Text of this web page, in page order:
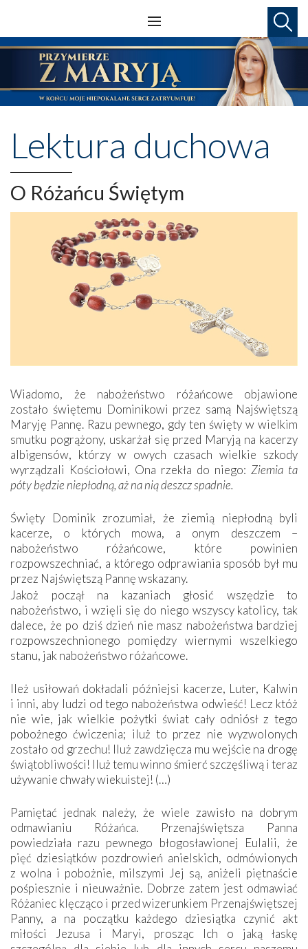
Lektura duchowa
O Różańcu Świętym
Wiadomo, że nabożeństwo różańcowe objawione
zostało świętemu Dominikowi przez samą Najświętszą
Maryję Pannę. Razu pewnego, gdy ten święty w wielkim
smutku pogrążony, uskarżał się przed Maryją na kacerzy
albigensów, którzy w owych czasach wielkie szkody
wyrządzali Kościołowi, Ona rzekła do niego: Ziemia ta
póty będzie niepłodną, aż na nią deszcz spadnie.
Święty Dominik zrozumiał, że ziemią niepłodną byli
kacerze, o których mowa, a onym deszczem –
nabożeństwo różańcowe, które powinien
rozpowszechniać, a którego odprawiania sposób był mu
przez Najświętszą Pannę wskazany.
Jakoż począł na kazaniach głosić wszędzie to
nabożeństwo, i wzięli się do niego wszyscy katolicy, tak
dalece, że po dziś dzień nie masz nabożeństwa bardziej
rozpowszechnionego pomiędzy wiernymi wszelkiego
stanu, jak nabożeństwo różańcowe.
Ileż usiłowań dokładali późniejsi kacerze, Luter, Kalwin
i inni, aby ludzi od tego nabożeństwa odwieść! Lecz któż
nie wie, jak wielkie pożytki świat cały odniósł z tego
pobożnego ćwiczenia; iluż to przez nie wyzwolonych
zostało od grzechu! Iluż zawdzięcza mu wejście na drogę
świątobliwości! Iluż temu winno śmierć szczęśliwą i teraz
używanie chwały wiekuistej! (…)
Pamiętać jednak należy, że wiele zawisło na dobrym
odmawianiu Różańca. Przenajświętsza Panna
powiedziała razu pewnego błogosławionej Eulalii, że
pięć dziesiątków pozdrowień anielskich, odmówionych
z wolna i pobożnie, milszymi Jej są, aniżeli piętnaście
pośpiesznie i nieuważnie. Dobrze zatem jest odmawiać
Różaniec klęcząco i przed wizerunkiem Przenajświętszej
Panny, a na początku każdego dziesiątka czynić akt
miłości Jezusa i Maryi, prosząc Ich o jaką łaskę